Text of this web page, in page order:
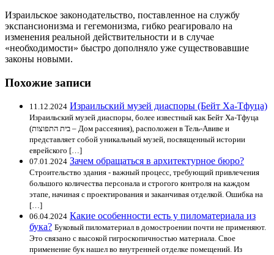
Израильское законодательство, поставленное на службу
экспансионизма и гегемонизма, гибко реагировало на
изменения реальной действительности и в случае
«необходимости» быстро дополняло уже существовавшие
законы новыми.
Похожие записи
11.12.2024 Израильский музей диаспоры (Бейт Ха-Тфуца)
Израильский музей диаспоры, более известный как Бейт Ха-Тфуца
(בית התפוצות – Дом рассеяния), расположен в Тель-Авиве и
представляет собой уникальный музей, посвященный истории
еврейского […]
07.01.2024 Зачем обращаться в архитектурное бюро?
Строительство здания - важный процесс, требующий привлечения
большого количества персонала и строгого контроля на каждом
этапе, начиная с проектирования и заканчивая отделкой. Ошибка на
[…]
06.04.2024 Какие особенности есть у пиломатериала из
бука? Буковый пиломатериал в домостроении почти не применяют.
Это связано с высокой гигроскопичностью материала. Свое
применение бук нашел во внутренней отделке помещений. Из